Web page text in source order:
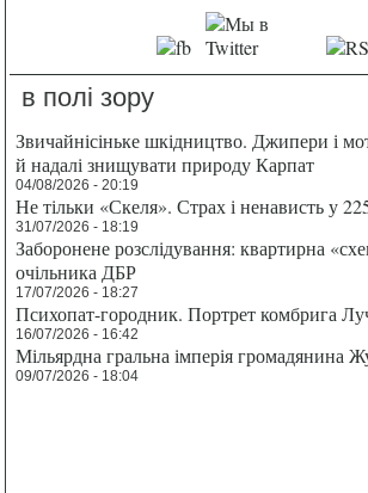
в полі зору
Звичайнісіньке шкідництво. Джипери і
й надалі знищувати природу Карпат
04/08/2026 - 20:19
Не тільки «Скеля». Страх і ненависть у
31/07/2026 - 18:19
Заборонене розслідування: квартирна
очільника ДБР
17/07/2026 - 18:27
Психопат-городник. Портрет комбрига
16/07/2026 - 16:42
Мільярдна гральна імперія громадянина
09/07/2026 - 18:04